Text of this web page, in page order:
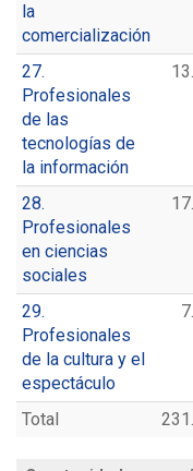
la
comercialización
27.
Profesionales
de las
tecnologías de
la información
28.
Profesionales
en ciencias
sociales
29.
Profesionales
de la cultura y el
espectáculo
Total